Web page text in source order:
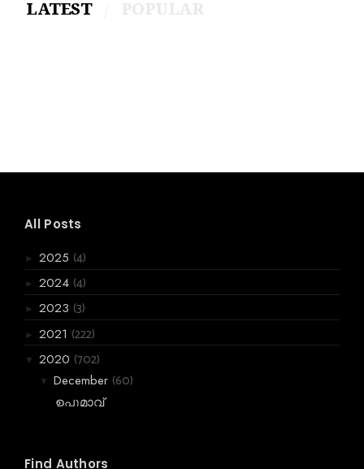
LATEST
All Posts
► 2025 (4)
► 2024 (4)
► 2023 (3)
► 2021 (222)
▼ 2020 (702)
▼ December (60)
ഉപ്പുമാവ്
Find Authors